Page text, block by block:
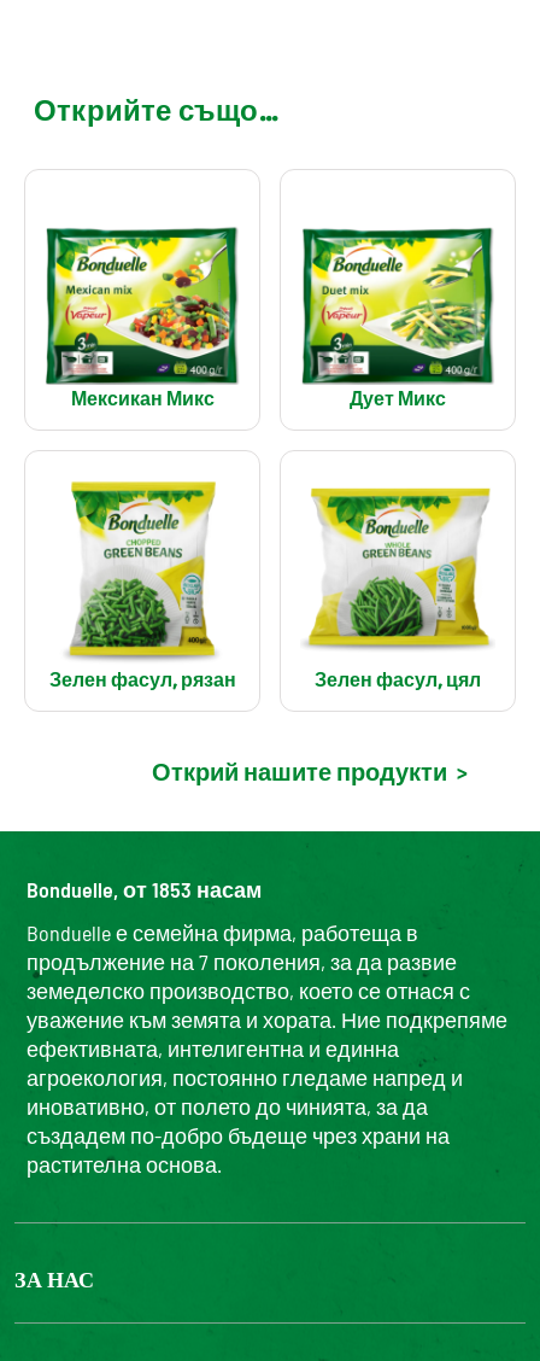
Открийте също...
Мексикан Микс Дует Микс
Зелен фасул, рязан Зелен фасул, цял
Открий нашите продукти >
Bonduelle, от 1853 насам
Bonduelle е семейна фирма, работеща в
продължение на 7 поколения, за да развие
земеделско производство, което се отнася с
уважение към земята и хората. Ние подкрепяме
ефективната, интелигентна и единна
агроекология, постоянно гледаме напред и
иновативно, от полето до чинията, за да
създадем по-добро бъдеще чрез храни на
растителна основа.
ЗА НАС
БОНДЮЕЛ ГРУП